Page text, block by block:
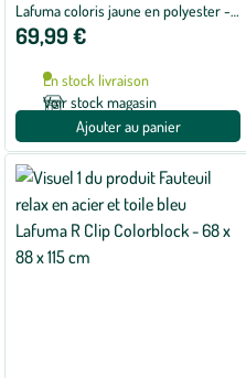
Lafuma coloris jaune en polyester -
62 x 83 x 91 cm
69,99 €
En stock livraison
Voir stock magasin
Ajouter au panier